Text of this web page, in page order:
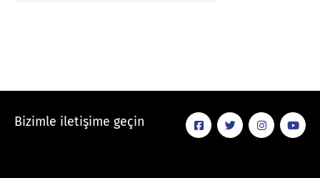
Bizimle iletişime geçin